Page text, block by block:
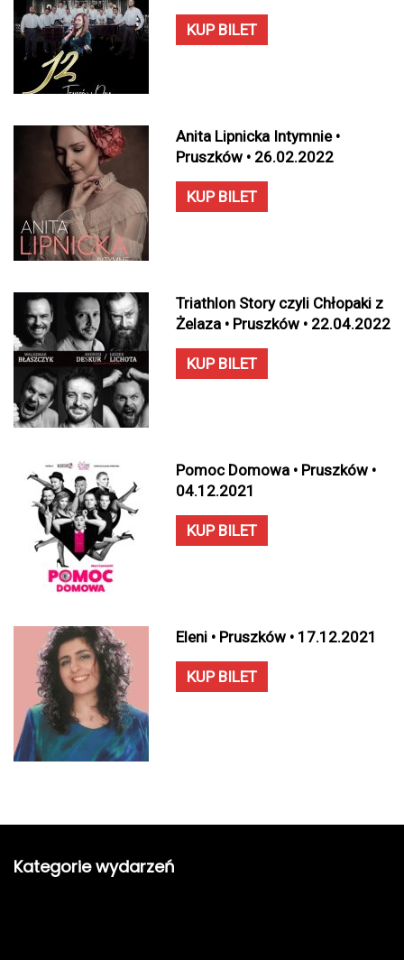
KUP BILET
Anita Lipnicka Intymnie •
Pruszków • 26.02.2022
KUP BILET
Triathlon Story czyli Chłopaki z
Żelaza • Pruszków • 22.04.2022
KUP BILET
Pomoc Domowa • Pruszków •
04.12.2021
KUP BILET
Eleni • Pruszków • 17.12.2021
KUP BILET
Kategorie wydarzeń